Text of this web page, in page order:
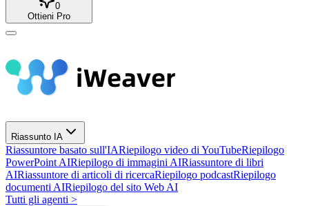
0
Ottieni Pro
Riassunto IA
Riassuntore basato sull'IARiepilogo video di YouTubeRiepilogo
PowerPoint AIRiepilogo di immagini AIRiassuntore di libri
AIRiassuntore di articoli di ricercaRiepilogo podcastRiepilogo
documenti AIRiepilogo del sito Web AI
Tutti gli agenti >